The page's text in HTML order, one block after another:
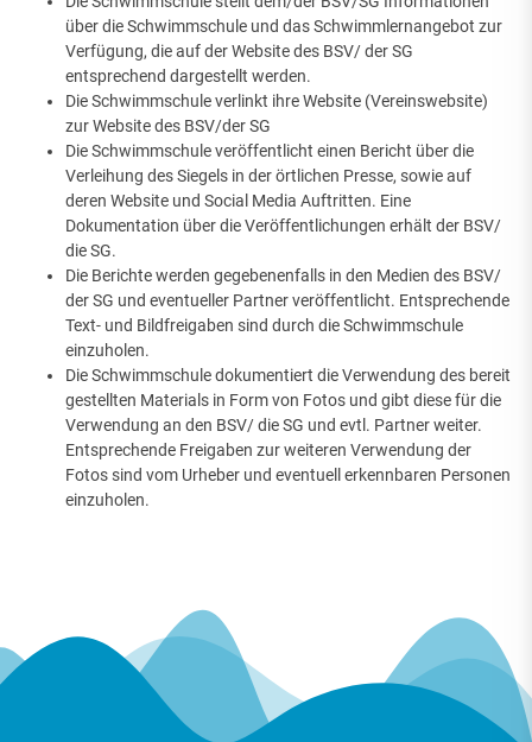
über die Schwimmschule und das Schwimmlernangebot zur
Verfügung, die auf der Website des BSV/ der SG
entsprechend dargestellt werden.
Die Schwimmschule verlinkt ihre Website (Vereinswebsite)
zur Website des BSV/der SG
Die Schwimmschule veröffentlicht einen Bericht über die
Verleihung des Siegels in der örtlichen Presse, sowie auf
deren Website und Social Media Auftritten. Eine
Dokumentation über die Veröffentlichungen erhält der BSV/
die SG.
Die Berichte werden gegebenenfalls in den Medien des BSV/
der SG und eventueller Partner veröffentlicht. Entsprechende
Text- und Bildfreigaben sind durch die Schwimmschule
einzuholen.
Die Schwimmschule dokumentiert die Verwendung des bereit
gestellten Materials in Form von Fotos und gibt diese für die
Verwendung an den BSV/ die SG und evtl. Partner weiter.
Entsprechende Freigaben zur weiteren Verwendung der
Fotos sind vom Urheber und eventuell erkennbaren Personen
einzuholen.